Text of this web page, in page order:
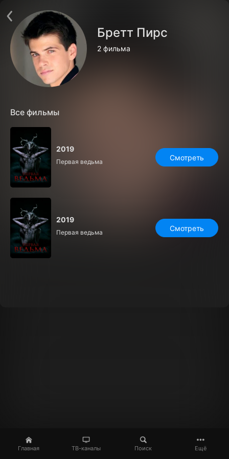
Главная ТВ-каналы Поиск Ещё
Бретт Пирс
2 фильма
Все фильмы
2019
Первая ведьма Смотреть
2019
Первая ведьма Смотреть
О сервисе
Пользовательское соглашение
Политика конфиденциальности
Для партнёров
Открыть приложение
Установить на ТВ
Бесплатные каналы